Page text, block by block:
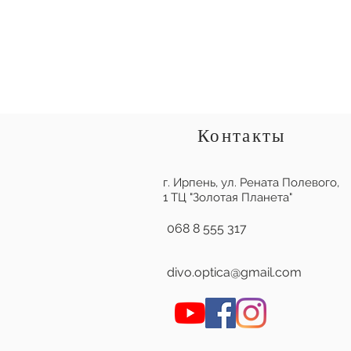
Контакты
г. Ирпень, ул. Рената Полевого,
1 ТЦ "Золотая Планета"
068 8 555 317
divo.optica@gmail.com